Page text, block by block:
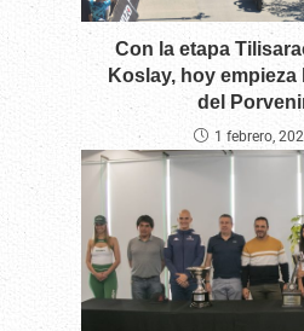
Con la etapa
Koslay, hoy empieza
del
1 febrero,